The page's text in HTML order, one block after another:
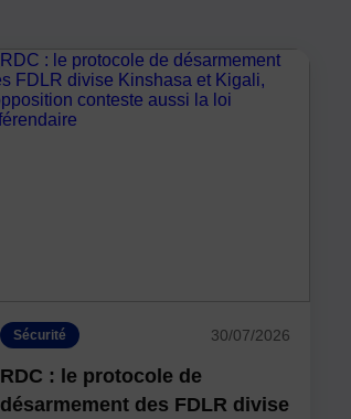
Sécurité 30/07/2026
RDC : le protocole de
désarmement des FDLR divise